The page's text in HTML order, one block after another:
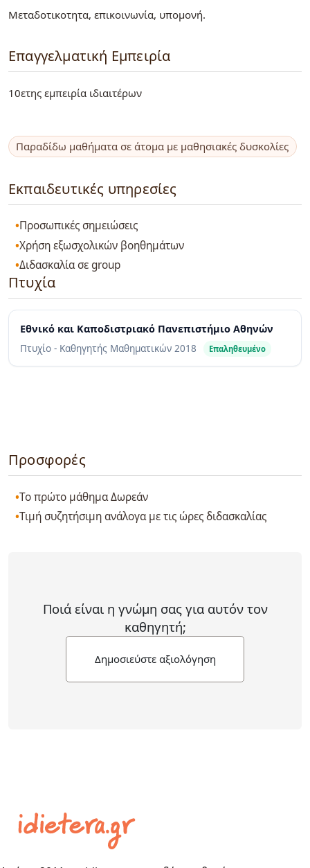
Μεταδοτικοτητα, επικοινωνία, υπομονή.
Επαγγελματική Εμπειρία
10ετης εμπειρία ιδιαιτέρων
Παραδίδω μαθήματα σε άτομα με μαθησιακές δυσκολίες
Εκπαιδευτικές υπηρεσίες
Προσωπικές σημειώσεις
Χρήση εξωσχολικών βοηθημάτων
Διδασκαλία σε group
Πτυχία
Εθνικό και Καποδιστριακό Πανεπιστήμιο Αθηνών
Πτυχίο - Καθηγητής Μαθηματικών 2018 Επαληθευμένο
Προσφορές
Το πρώτο μάθημα Δωρεάν
Τιμή συζητήσιμη ανάλογα με τις ώρες διδασκαλίας
Ποιά είναι η γνώμη σας για αυτόν τον
καθηγητή;
Δημοσιεύστε αξιολόγηση